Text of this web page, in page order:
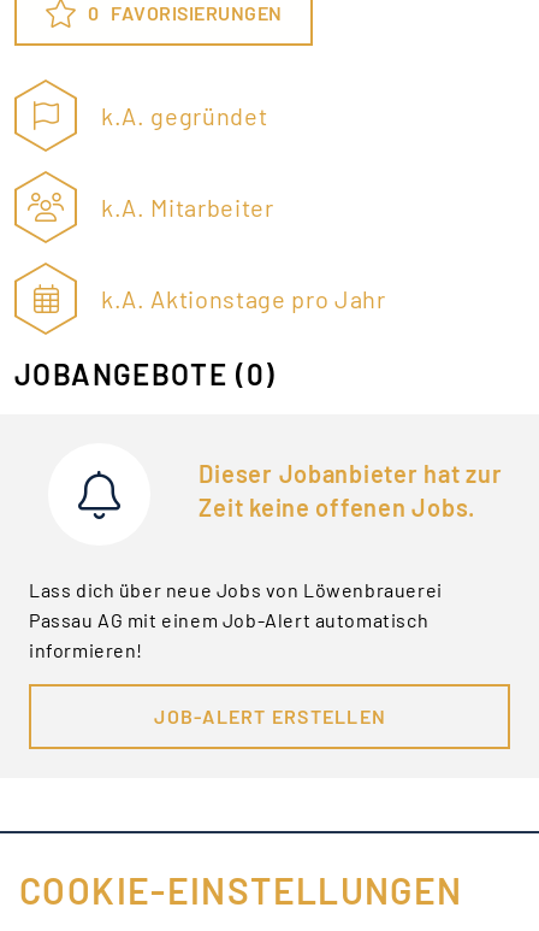
0 FAVORISIERUNGEN
k.A. gegründet
k.A. Mitarbeiter
k.A. Aktionstage pro Jahr
JOBANGEBOTE (0)
Dieser Jobanbieter hat zur
Zeit keine offenen Jobs.
Lass dich über neue Jobs von Löwenbrauerei
Passau AG mit einem Job-Alert automatisch
informieren!
JOB-ALERT ERSTELLEN
FÜR JOBANBIETER
COOKIE-EINSTELLUNGEN